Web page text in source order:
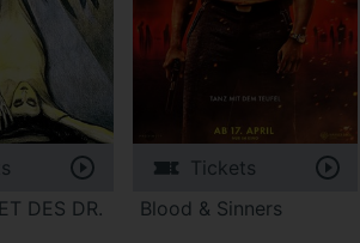
DES DR.
Tickets
Blood & Sinners